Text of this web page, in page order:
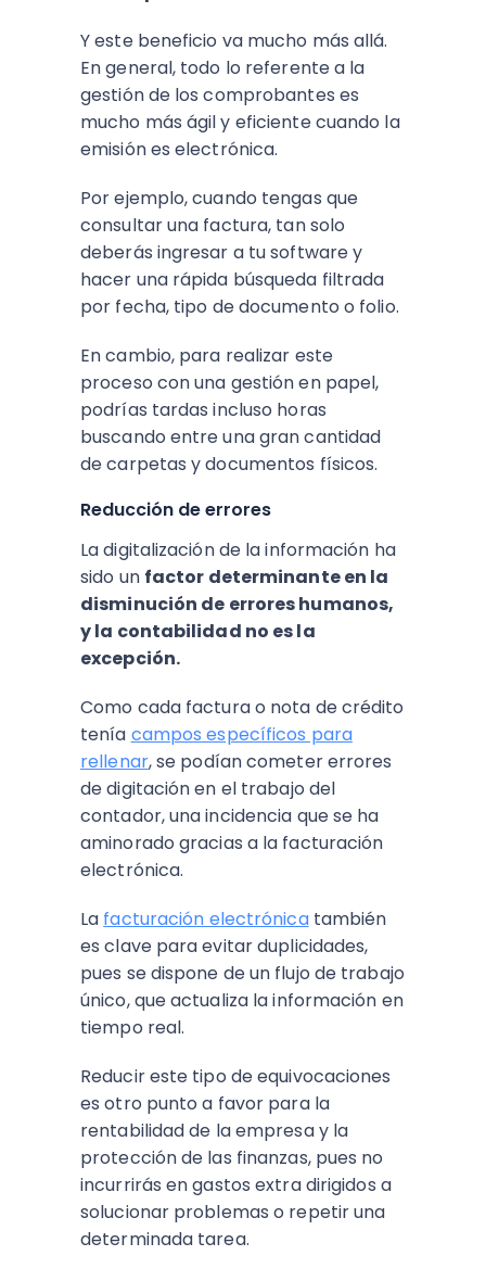
Y este beneficio va mucho más allá.
En general, todo lo referente a la
gestión de los comprobantes es
mucho más ágil y eficiente cuando la
emisión es electrónica.
Por ejemplo, cuando tengas que
consultar una factura, tan solo
deberás ingresar a tu software y
hacer una rápida búsqueda filtrada
por fecha, tipo de documento o folio.
En cambio, para realizar este
proceso con una gestión en papel,
podrías tardas incluso horas
buscando entre una gran cantidad
de carpetas y documentos físicos.
Reducción de errores
La digitalización de la información ha
sido un factor determinante en la
disminución de errores humanos,
y la contabilidad no es la
excepción.
Como cada factura o nota de crédito
tenía campos específicos para
rellenar, se podían cometer errores
de digitación en el trabajo del
contador, una incidencia que se ha
aminorado gracias a la facturación
electrónica.
La facturación electrónicatambién
es clave para evitar duplicidades,
pues se dispone de un flujo de trabajo
único, que actualiza la información en
tiempo real.
Reducir este tipo de equivocaciones
es otro punto a favor para la
rentabilidad de la empresa y la
protección de las finanzas, pues no
incurrirás en gastos extra dirigidos a
solucionar problemas o repetir una
determinada tarea.